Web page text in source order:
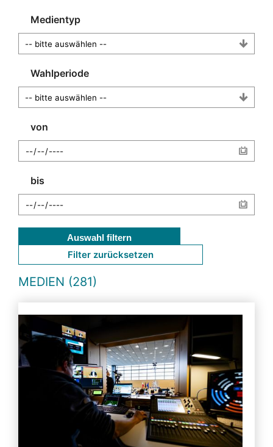
Medientyp
Wahlperiode
von
bis
Auswahl filtern
Filter zurücksetzen
MEDIEN (281)